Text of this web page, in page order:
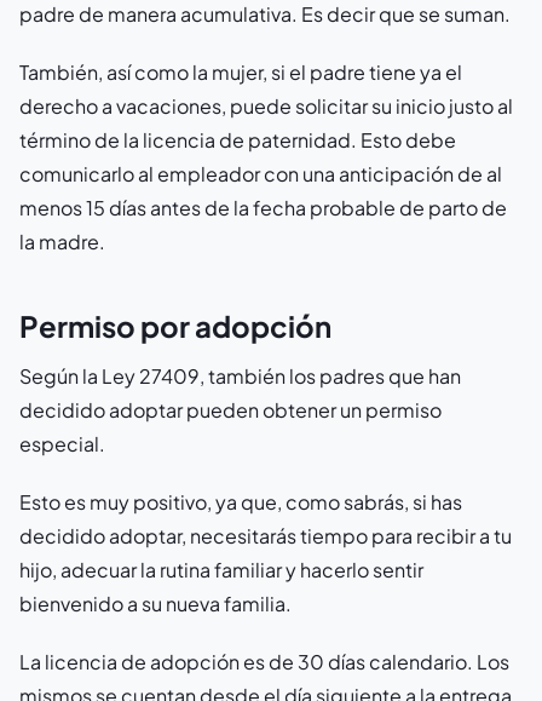
padre de manera acumulativa. Es decir que se suman.
También, así como la mujer, si el padre tiene ya el
derecho a vacaciones, puede solicitar su inicio justo al
término de la licencia de paternidad. Esto debe
comunicarlo al empleador con una anticipación de al
menos 15 días antes de la fecha probable de parto de
la madre.
Permiso por adopción
Según la Ley 27409, también los padres que han
decidido adoptar pueden obtener un permiso
especial.
Esto es muy positivo, ya que, como sabrás, si has
decidido adoptar, necesitarás tiempo para recibir a tu
hijo, adecuar la rutina familiar y hacerlo sentir
bienvenido a su nueva familia.
La licencia de adopción es de 30 días calendario. Los
mismos se cuentan desde el día siguiente a la entrega